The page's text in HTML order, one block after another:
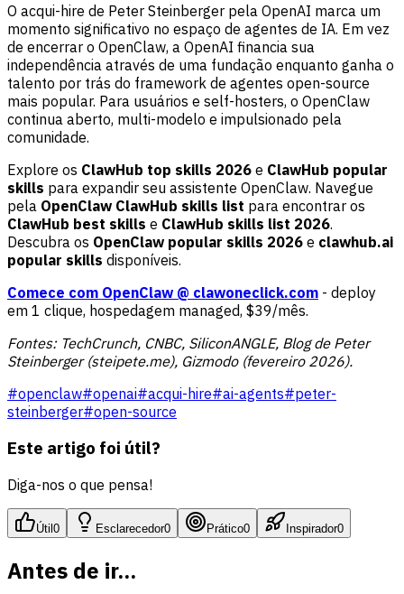
O acqui-hire de Peter Steinberger pela OpenAI marca um
momento significativo no espaço de agentes de IA. Em vez
de encerrar o OpenClaw, a OpenAI financia sua
independência através de uma fundação enquanto ganha o
talento por trás do framework de agentes open-source
mais popular. Para usuários e self-hosters, o OpenClaw
continua aberto, multi-modelo e impulsionado pela
comunidade.
Explore os ClawHub top skills 2026 e ClawHub popular
skills para expandir seu assistente OpenClaw. Navegue
pela OpenClaw ClawHub skills list para encontrar os
ClawHub best skills e ClawHub skills list 2026.
Descubra os OpenClaw popular skills 2026 e clawhub.ai
popular skills disponíveis.
Comece com OpenClaw @ clawoneclick.com - deploy
em 1 clique, hospedagem managed, $39/mês.
Fontes: TechCrunch, CNBC, SiliconANGLE, Blog de Peter
Steinberger (steipete.me), Gizmodo (fevereiro 2026).
#openclaw#openai#acqui-hire#ai-agents#peter-
steinberger#open-source
Este artigo foi útil?
Diga-nos o que pensa!
Útil 0 Esclarecedor0 Prático0 Inspirador0
Antes de ir...